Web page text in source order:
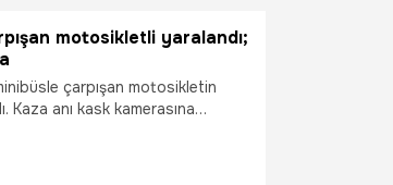
motosikletli yaralandı;
çarpışan motosikletin
Kaza anı kask kamerasına